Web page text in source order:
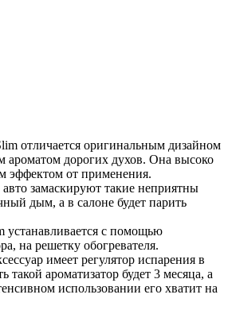
отличается оригинальным дизайном
дорогих духов. Она высоко
эффектом от применения.
замаскируют такие неприятны
дым, а в салоне будет парить
устанавливается с помощью
на решетку обогревателя.
имеет регулятор испарения в
такой ароматизатор будет 3 месяца, а
использовании его хватит на